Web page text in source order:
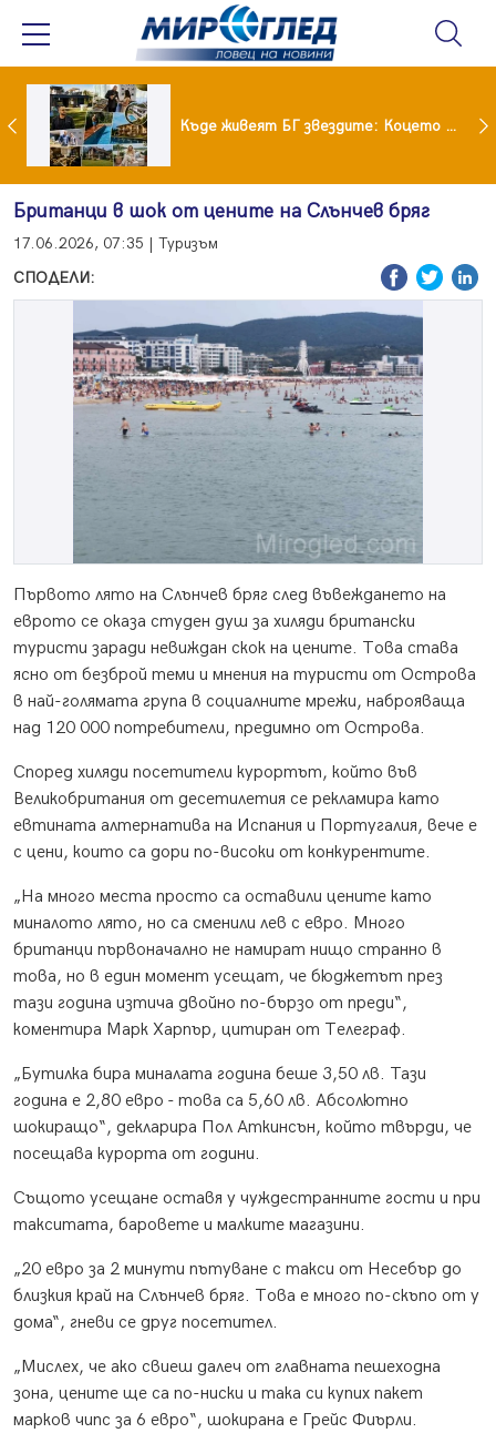
Ето го новият на Мартина от "Ергенът" Къде живеят БГ звездите: Коцето с дворец, Лозанова с имение, Миро с дом за над 2 млн. евро
Британци в шок от цените на Слънчев бряг
17.06.2026, 07:35 | Туризъм
СПОДЕЛИ:
Първото лято на Слънчев бряг след въвеждането на
еврото се оказа студен душ за хиляди британски
туристи заради невиждан скок на цените. Това става
ясно от безброй теми и мнения на туристи от Острова
в най-голямата група в социалните мрежи, наброяваща
над 120 000 потребители, предимно от Острова.
Според хиляди посетители курортът, който във
Великобритания от десетилетия се рекламира като
евтината алтернатива на Испания и Португалия, вече е
с цени, които са дори по-високи от конкурентите.
„На много места просто са оставили цените като
миналото лято, но са сменили лев с евро. Много
британци първоначално не намират нищо странно в
това, но в един момент усещат, че бюджетът през
тази година изтича двойно по-бързо от преди“,
коментира Марк Харпър, цитиран от Телеграф.
„Бутилка бира миналата година беше 3,50 лв. Тази
година е 2,80 евро - това са 5,60 лв. Абсолютно
шокиращо“, декларира Пол Аткинсън, който твърди, че
посещава курорта от години.
Същото усещане оставя у чуждестранните гости и при
такситата, баровете и малките магазини.
„20 евро за 2 минути пътуване с такси от Несебър до
близкия край на Слънчев бряг. Това е много по-скъпо от у
дома“, гневи се друг посетител.
„Мислех, че ако свиеш далеч от главната пешеходна
зона, цените ще са по-ниски и така си купих пакет
марков чипс за 6 евро“, шокирана е Грейс Фиърли.